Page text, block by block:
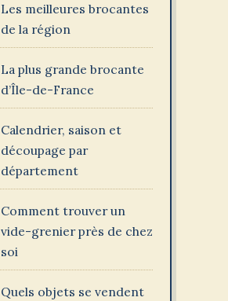
Les meilleures brocantes
de la région
La plus grande brocante
d’Île-de-France
Calendrier, saison et
découpage par
département
Comment trouver un
vide-grenier près de chez
soi
Quels objets se vendent